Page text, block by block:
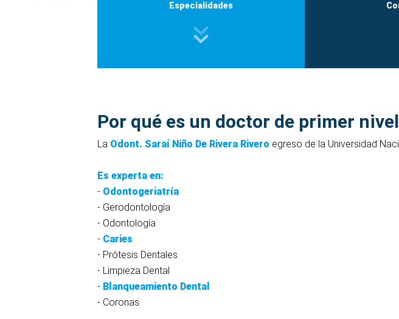
Especialidades
Por qué es un doctor de primer nivel
La Odont. Saraí Niño De Rivera Rivero egreso de la Universidad
Es experta en:
- Odontogeriatría
- Gerodontología
- Odontología
- Caries
- Prótesis Dentales
- Limpieza Dental
- Blanqueamiento Dental
- Coronas